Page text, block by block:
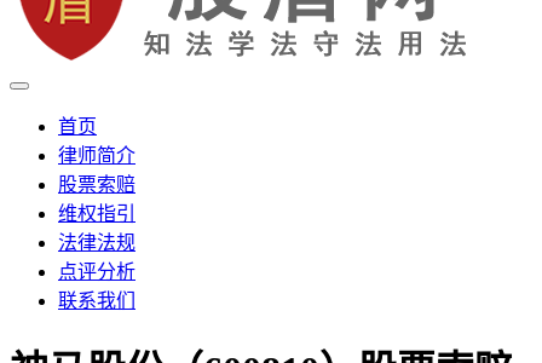
股盾网
证券股票维权网
首页
律师简介
股票索赔
维权指引
法律法规
点评分析
联系我们